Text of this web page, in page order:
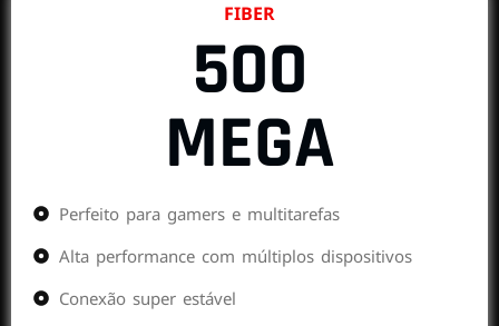
FIBER
500
MEGA
Perfeito para gamers e multitarefas
Alta performance com múltiplos dispositivos
Conexão super estável